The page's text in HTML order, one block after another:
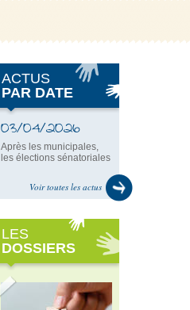
ACTUS
PAR DATE
03/04/2026
Après les municipales,
les élections sénatoriales
Voir toutes les actus
LES
DOSSIERS